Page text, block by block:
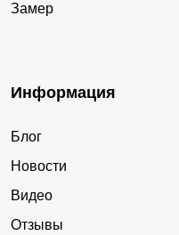
Замер
Информация
Блог
Новости
Видео
Отзывы